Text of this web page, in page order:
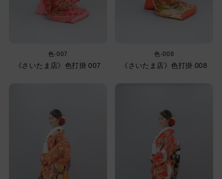
色-007
《さいたま店》色打掛 007
色-008
《さいたま店》色打掛 008